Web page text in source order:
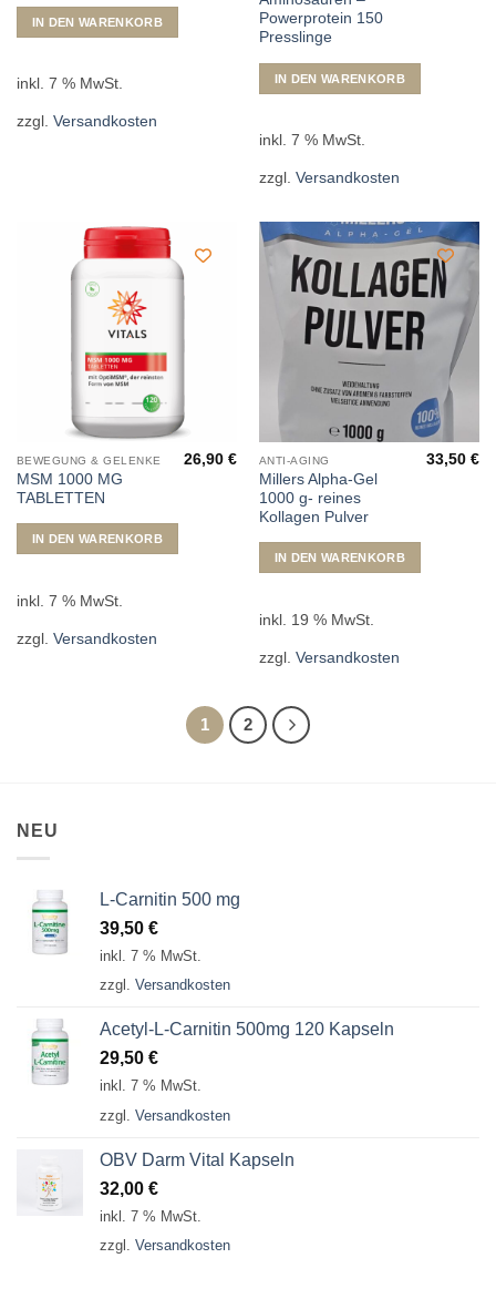
IN DEN WARENKORB
inkl. 7 % MwSt.
zzgl. Versandkosten
Powerprotein 150
Presslinge
IN DEN WARENKORB
inkl. 7 % MwSt.
zzgl. Versandkosten
BEWEGUNG & GELENKE
MSM 1000 MG
TABLETTEN
26,90€
IN DEN WARENKORB
inkl. 7 % MwSt.
zzgl. Versandkosten
ANTI-AGING
Millers Alpha-Gel
1000 g- reines
Kollagen Pulver
33,50€
IN DEN WARENKORB
inkl. 19 % MwSt.
zzgl. Versandkosten
1 2
NEU
L-Carnitin 500 mg
39,50 €
inkl. 7 % MwSt.
zzgl. Versandkosten
Acetyl-L-Carnitin 500mg 120 Kapseln
29,50 €
inkl. 7 % MwSt.
zzgl. Versandkosten
OBV Darm Vital Kapseln
32,00 €
inkl. 7 % MwSt.
zzgl. Versandkosten